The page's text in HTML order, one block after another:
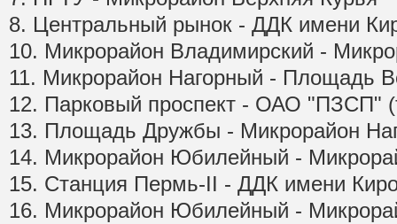
8. Центральный рынок - ДДК имени
10. Микрорайон Владимирский -
11. Микрорайон Нагорный - Площадь
12. Парковый проспект - ОАО "ПЗСП"
13. Площадь Дружбы - Микрорайон
14. Микрорайон Юбилейный -
15. Станция Пермь-II - ДДК имени
16. Микрорайон Юбилейный -